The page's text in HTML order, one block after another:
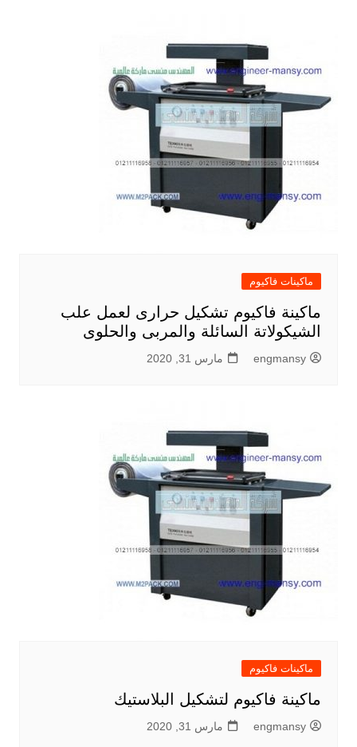
ماكينات فاكيوم
ماكينة فاكيوم تشكيل حرارى لعمل علب
الشيكولاتة السائلة والمربى والحلوى
engmansy مارس 31, 2020
ماكينات فاكيوم
ماكينة فاكيوم لتشكيل البلاستيك
engmansy مارس 31, 2020